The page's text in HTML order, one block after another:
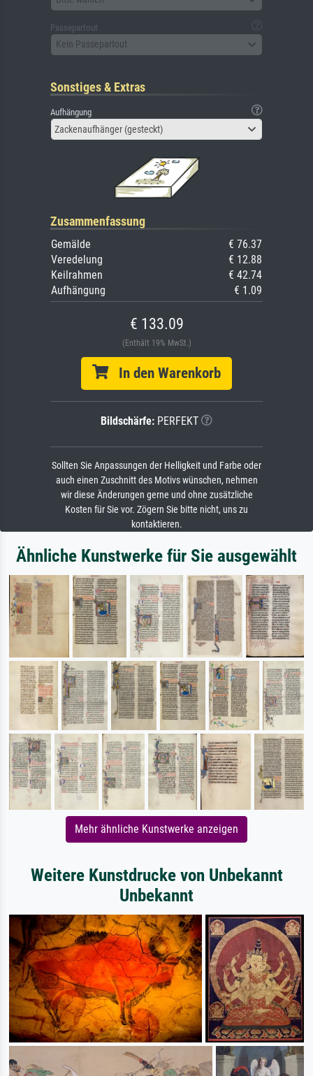
Passepartout
Kein Passepartout
Sonstiges & Extras
Aufhängung
Zackenaufhänger (gesteckt)
Zusammenfassung
Gemälde
€ 76.37
Veredelung
€ 12.88
Keilrahmen
€ 42.74
Aufhängung
€ 1.09
€ 133.09
(Enthält 19% MwSt.)
In den Warenkorb
Bildschärfe: PERFEKT
Sollten Sie Anpassungen der Helligkeit und Farbe oder
auch einen Zuschnitt des Motivs wünschen, nehmen
wir diese Änderungen gerne und ohne zusätzliche
Kosten für Sie vor. Zögern Sie bitte nicht, uns zu
kontaktieren.
Ähnliche Kunstwerke für Sie ausgewählt
Mehr ähnliche Kunstwerke anzeigen
Weitere Kunstdrucke von Unbekannt
Unbekannt